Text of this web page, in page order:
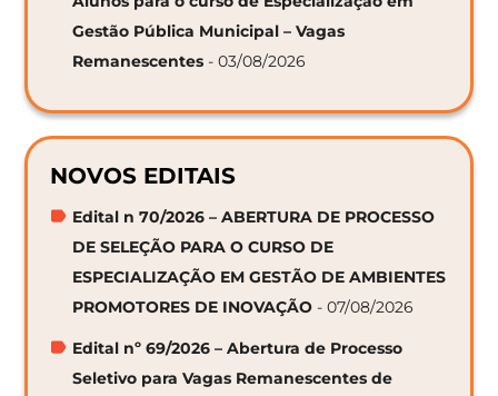
Gestão Pública Municipal – Vagas
Remanescentes - 03/08/2026
NOVOS EDITAIS
Edital n 70/2026 – ABERTURA DE PROCESSO
DE SELEÇÃO PARA O CURSO DE
ESPECIALIZAÇÃO EM GESTÃO DE AMBIENTES
PROMOTORES DE INOVAÇÃO - 07/08/2026
Edital nº 69/2026 – Abertura de Processo
Seletivo para Vagas Remanescentes de